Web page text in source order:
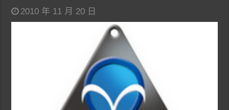
2010 年 11 月 20 日